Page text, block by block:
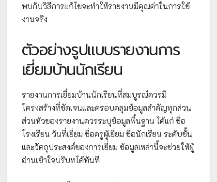
พบกับวิธีการแก้ไขจะทำให้รายงานมีคุณค่าในการใช้
งานจริง
ตัวอย่างรูปแบบรายงานการ
เยี่ยมบ้านนักเรียน
รายงานการเยี่ยมบ้านนักเรียนที่สมบูรณ์ควรมี
โครงสร้างที่ชัดเจนและครอบคลุมข้อมูลสำคัญทุกส่วน
ส่วนหัวของรายงานควรระบุข้อมูลพื้นฐาน ได้แก่ ชื่อ
โรงเรียน วันที่เยี่ยม ชื่อครูผู้เยี่ยม ชื่อนักเรียน ระดับชั้น
และวัตถุประสงค์ของการเยี่ยม ข้อมูลเหล่านี้จะช่วยให้ผู้
อ่านเข้าใจบริบทได้ทันที